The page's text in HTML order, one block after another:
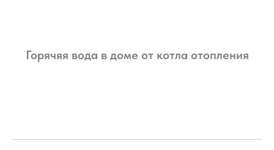
Горячяя вода в доме от котла отопления